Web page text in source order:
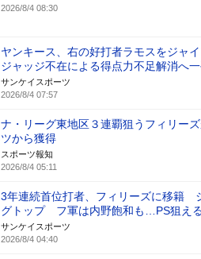
2026/8/4 08:30
ヤンキース、右の好打者ラモスをジ
ジャッジ不在による得点力不足解消へ
サンケイスポーツ
2026/8/4 07:57
ナ・リーグ東地区３連覇狙うフィリー
ツから獲得
スポーツ報知
2026/8/4 05:11
3年連続首位打者、フィリーズに移籍
グトップ フ軍は内野飽和も…PS狙え
サンケイスポーツ
2026/8/4 04:40